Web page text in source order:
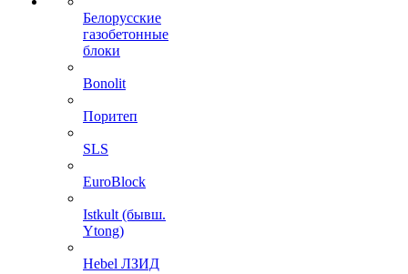
Белорусские
газобетонные
блоки
Bonolit
Поритеп
SLS
EuroBlock
Istkult (бывш.
Ytong)
Hebel ЛЗИД